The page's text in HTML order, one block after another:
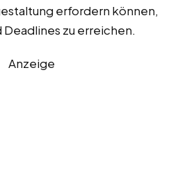
erfordern können,
zu erreichen.
Anzeige